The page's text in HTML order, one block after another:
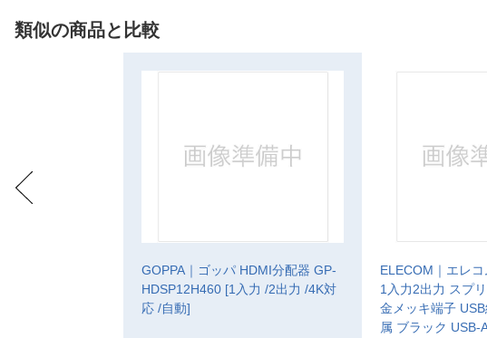
類似の商品と比較
GOPPA｜ゴッパ HDMI分配器 GP-
HDSP12H460 [1入力 /2出力 /4K対
応 /自動]
ELECOM｜エレ
1入力2出力 スプ
金メッキ端子
属 ブラック USB-